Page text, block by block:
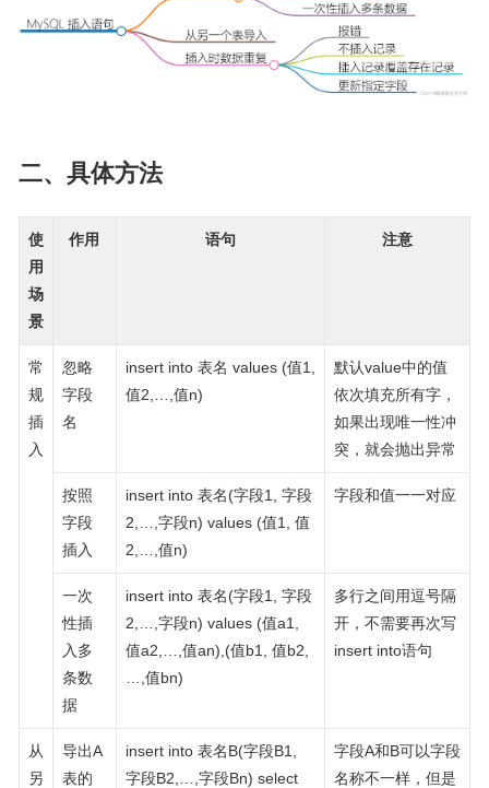
二、具体方法
使
用
场
景
作用 语句 注意
常
规
插
入
忽略
字段
名
insert into 表名 values (值1,
值2,…,值n)
默认value中的值
依次填充所有字，
如果出现唯一性冲
突，就会抛出异常
按照
字段
插入
insert into 表名(字段1, 字段
2,…,字段n) values (值1, 值
2,…,值n)
字段和值一一对应
一次
性插
入多
条数
据
insert into 表名(字段1, 字段
2,…,字段n) values (值a1,
值a2,…,值an),(值b1, 值b2,
…,值bn)
多行之间用逗号隔
开，不需要再次写
insert into语句
从
另
导出A
表的
insert into 表名B(字段B1,
字段B2,…,字段Bn) select
字段A和B可以字段
名称不一样，但是